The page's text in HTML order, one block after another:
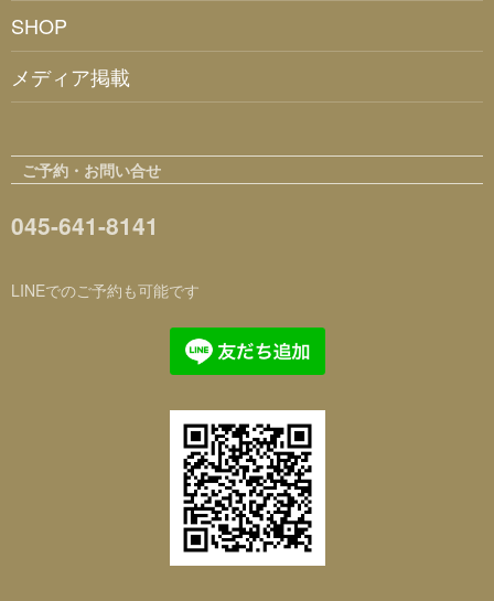
SHOP
メディア掲載
ご予約・お問い合せ
045-641-8141
LINEでのご予約も可能です